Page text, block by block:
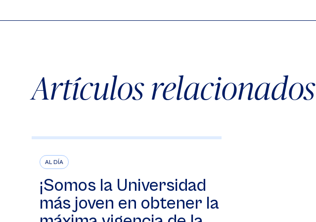
Artículos relacionados
AL DÍA
¡Somos la Universidad
más joven en obtener la